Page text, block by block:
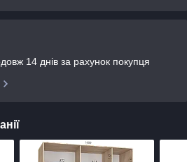
14 днів за рахунок покупця